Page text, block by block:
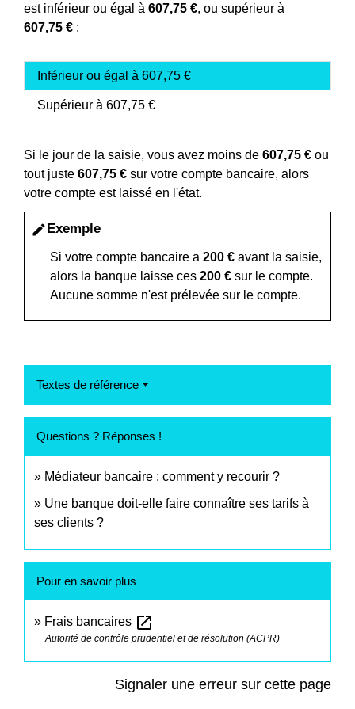
est inférieur ou égal à 607,75 €, ou supérieur à
607,75 € :
Inférieur ou égal à 607,75 €
Supérieur à 607,75 €
Si le jour de la saisie, vous avez moins de 607,75 € ou
tout juste 607,75 € sur votre compte bancaire, alors
votre compte est laissé en l'état.
edit Exemple
Si votre compte bancaire a 200 € avant la saisie,
alors la banque laisse ces 200 € sur le compte.
Aucune somme n'est prélevée sur le compte.
Textes de référence
Questions ? Réponses !
Médiateur bancaire : comment y recourir ?
Une banque doit-elle faire connaître ses tarifs à
ses clients ?
Pour en savoir plus
Frais bancaires open_in_new
Autorité de contrôle prudentiel et de résolution (ACPR)
Signaler une erreur sur cette page